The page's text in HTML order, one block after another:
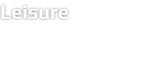
Leisure